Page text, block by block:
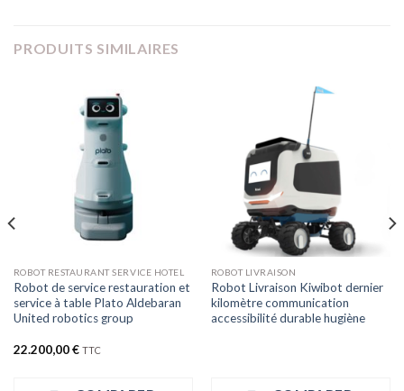
PRODUITS SIMILAIRES
ROBOT RESTAURANT SERVICE HOTEL
Robot de service restauration et
service à table Plato Aldebaran
United robotics group
22.200,00€ TTC
ROBOT LIVRAISON
Robot Livraison Kiwibot dernier
kilomètre communication
accessibilité durable hugiène